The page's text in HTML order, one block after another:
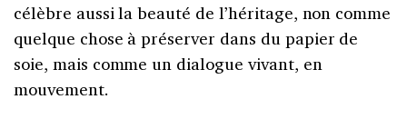
célèbre aussi la beauté de l’héritage, non comme
quelque chose à préserver dans du papier de
soie, mais comme un dialogue vivant, en
mouvement.